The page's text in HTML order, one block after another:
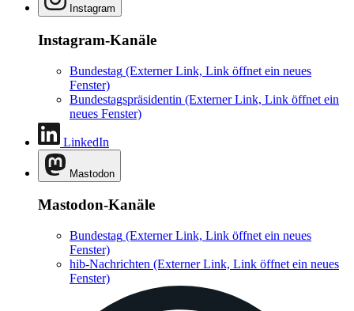
Instagram
Instagram-Kanäle
Bundestag (Externer Link, Link öffnet ein neues
Fenster)
Bundestagspräsidentin (Externer Link, Link öffnet ein
neues Fenster)
LinkedIn
Mastodon
Mastodon-Kanäle
Bundestag (Externer Link, Link öffnet ein neues
Fenster)
hib-Nachrichten (Externer Link, Link öffnet ein neues
Fenster)